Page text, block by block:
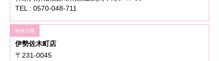
TEL : 0570-048-711
神奈川県
伊勢佐木町店
〒231-0045